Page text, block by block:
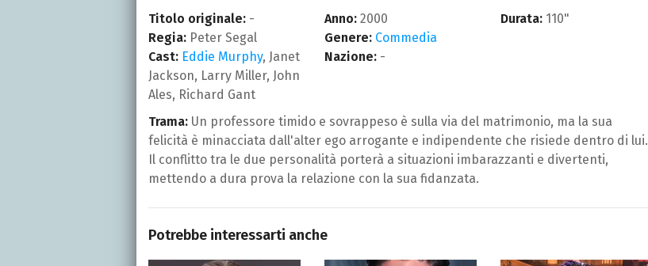
Titolo originale: -
Regia: Peter Segal
Cast: Eddie Murphy, Janet
Jackson, Larry Miller, John
Ales, Richard Gant
Anno: 2000
Genere: Commedia
Nazione: -
Durata: 110"
Trama: Un professore timido e sovrappeso è sulla via del matrimonio, ma la sua
felicità è minacciata dall'alter ego arrogante e indipendente che risiede dentro di lui.
Il conflitto tra le due personalità porterà a situazioni imbarazzanti e divertenti,
mettendo a dura prova la relazione con la sua fidanzata.
Potrebbe interessarti anche